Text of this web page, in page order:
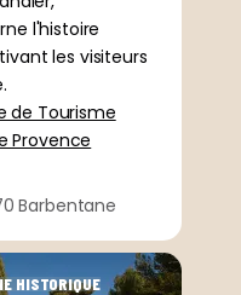
l'histoire
les visiteurs
de Tourisme
Provence
Barbentane
HISTORIQUE